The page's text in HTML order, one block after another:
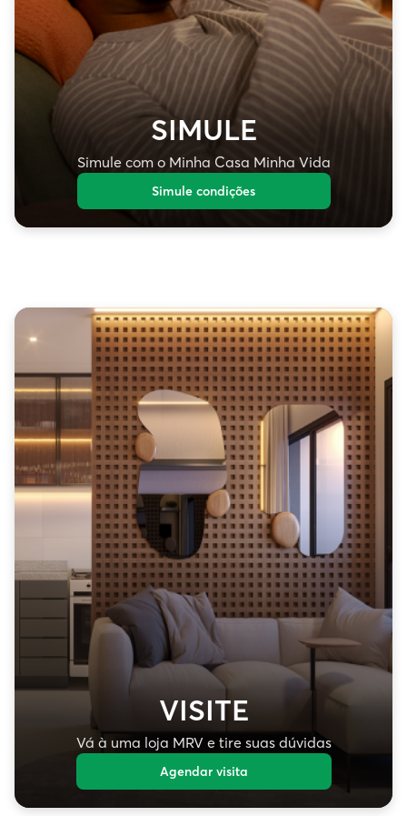
SIMULE
Simule com o Minha Casa Minha Vida
Simule condições
VISITE
Vá à uma loja MRV e tire suas dúvidas
Agendar visita